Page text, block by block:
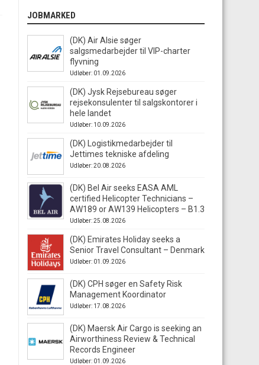
JOBMARKED
(DK) Air Alsie søger
salgsmedarbejder til VIP-charter
flyvning
Udløber: 01.09.2026
(DK) Jysk Rejsebureau søger
rejsekonsulenter til salgskontorer i
hele landet
Udløber: 10.09.2026
(DK) Logistikmedarbejder til
Jettimes tekniske afdeling
Udløber: 20.08.2026
(DK) Bel Air seeks EASA AML
certified Helicopter Technicians –
AW189 or AW139 Helicopters – B1.3
Udløber: 25.08.2026
(DK) Emirates Holiday seeks a
Senior Travel Consultant – Denmark
Udløber: 01.09.2026
(DK) CPH søger en Safety Risk
Management Koordinator
Udløber: 17.08.2026
(DK) Maersk Air Cargo is seeking an
Airworthiness Review & Technical
Records Engineer
Udløber: 01.09.2026